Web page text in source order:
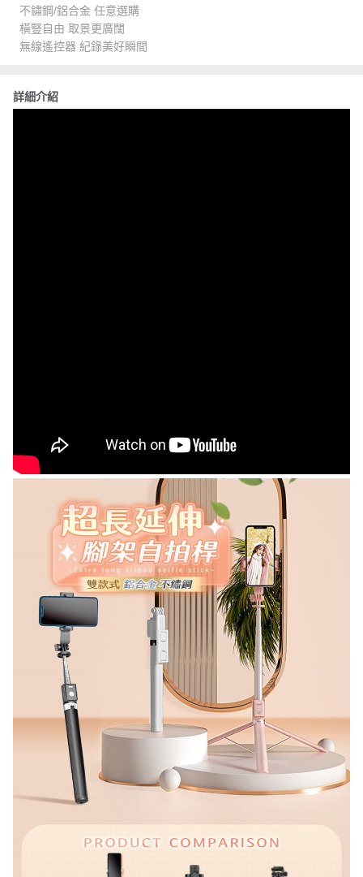
不鏽鋼/鋁合金 任意選購
橫豎自由 取景更廣闊
無線遙控器 紀錄美好瞬間
詳細介紹